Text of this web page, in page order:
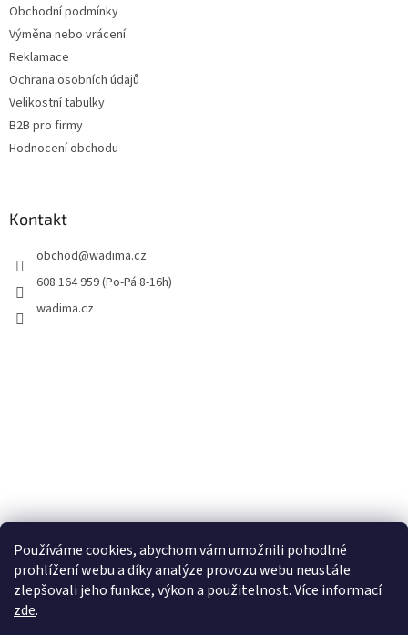
Používáme cookies, abychom vám umožnili pohodlné
prohlížení webu a díky analýze provozu webu neustále
zlepšovali jeho funkce, výkon a použitelnost. Více informací
zde.
Obchodní podmínky
Výměna nebo vrácení
Reklamace
Ochrana osobních údajů
Velikostní tabulky
B2B pro firmy
Hodnocení obchodu
Kontakt
obchod@wadima.cz
608 164 959 (Po-Pá 8-16h)
wadima.cz